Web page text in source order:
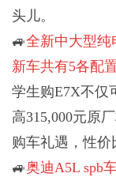
头儿。
🚙全新中大型纯
新车共有5各配
学生购E7X不仅
高315,000元原
购车礼遇，性价
🚙奥迪A5L spb